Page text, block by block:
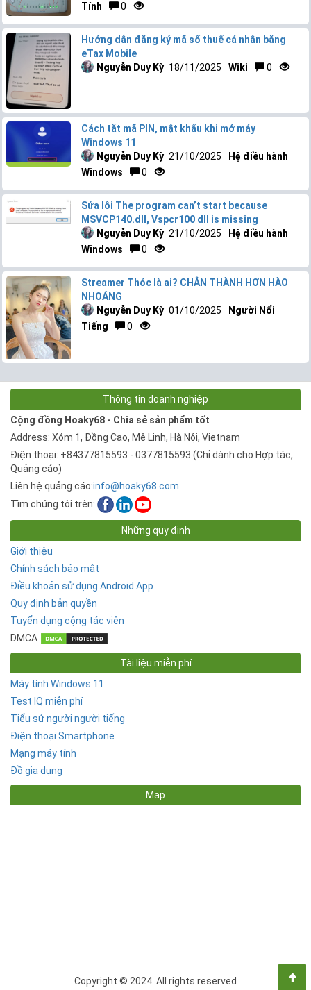
Tính
0
Hướng dẫn đăng ký mã số thuế cá nhân bằng
eTax Mobile
Nguyễn Duy Kỳ 18/11/2025 Wiki 0
Cách tắt mã PIN, mật khẩu khi mở máy
Windows 11
Nguyễn Duy Kỳ 21/10/2025
Hệ điều hành
Windows
0
Sửa lỗi The program can’t start because
MSVCP140.dll, Vspcr100 dll is missing
Nguyễn Duy Kỳ 21/10/2025
Hệ điều hành
Windows
0
Streamer Thóc là ai? CHÂN THÀNH HƠN HÀO
NHOÁNG
Nguyễn Duy Kỳ 01/10/2025
Người Nổi
Tiếng
0
Thông tin doanh nghiệp
Cộng đồng Hoaky68 - Chia sẻ sản phẩm tốt
Address: Xóm 1, Đồng Cao, Mê Linh, Hà Nội, Vietnam
Điện thoại: +84377815593 - 0377815593 (Chỉ dành cho Hợp tác,
Quảng cáo)
Liên hệ quảng cáo:info@hoaky68.com
Tìm chúng tôi trên:
Những quy định
Giới thiệu
Chính sách bảo mật
Điều khoản sử dụng Android App
Quy định bản quyền
Tuyển dụng cộng tác viên
DMCA
Tài liệu miễn phí
Máy tính Windows 11
Test IQ miễn phí
Tiểu sử người người tiếng
Điện thoại Smartphone
Mạng máy tính
Đồ gia dụng
Map
Copyright © 2024. All rights reserved